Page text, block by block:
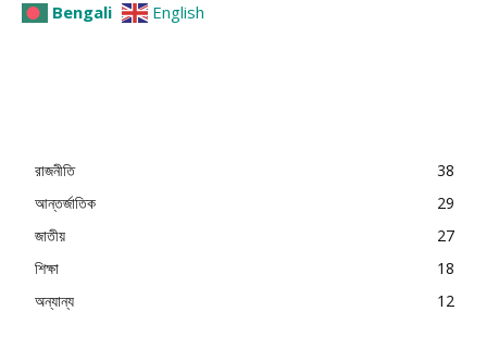
Bengali English
রাজনীতি
38
আন্তর্জাতিক
29
জাতীয়
27
শিক্ষা
18
অন্যান্য
12